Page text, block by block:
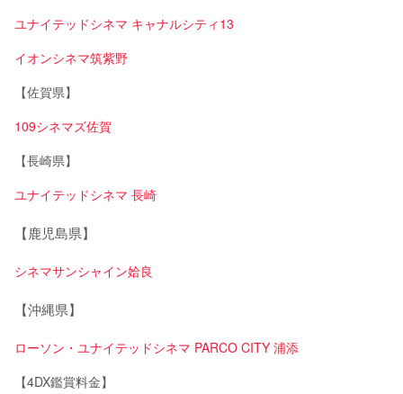
ユナイテッドシネマ キャナルシティ13
イオンシネマ筑紫野
【佐賀県】
109シネマズ佐賀
【長崎県】
ユナイテッドシネマ 長崎
【鹿児島県】
シネマサンシャイン姶良
【沖縄県】
ローソン・ユナイテッドシネマ PARCO CITY 浦添
【4DX鑑賞料金】